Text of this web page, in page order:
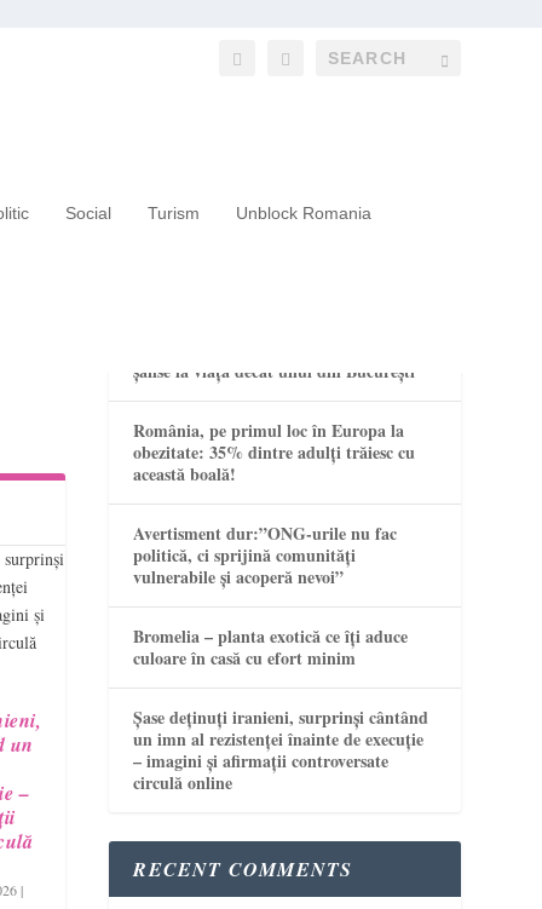
Social Turism Unblock Romania
un
–
|
șanse la viață decât unul din București
România, pe primul loc în Europa la
obezitate: 35% dintre adulți trăiesc cu
această boală!
Avertisment dur:”ONG-urile nu fac
politică, ci sprijină comunități
vulnerabile și acoperă nevoi”
Bromelia – planta exotică ce îți aduce
culoare în casă cu efort minim
Șase deținuți iranieni, surprinși cântând
un imn al rezistenței înainte de execuție
– imagini și afirmații controversate
circulă online
RECENT COMMENTS